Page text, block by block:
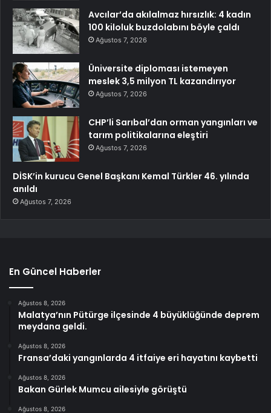
Avcılar’da akılalmaz hırsızlık: 4 kadın
100 kiloluk buzdolabını böyle çaldı
Ağustos 7, 2026
Üniversite diploması istemeyen
meslek 3,5 milyon TL kazandırıyor
Ağustos 7, 2026
CHP’li Sarıbal’dan orman yangınları ve
tarım politikalarına eleştiri
Ağustos 7, 2026
DİSK’in kurucu Genel Başkanı Kemal Türkler 46. yılında
anıldı
Ağustos 7, 2026
En Güncel Haberler
Ağustos 8, 2026
Malatya’nın Pütürge ilçesinde 4 büyüklüğünde deprem
meydana geldi.
Ağustos 8, 2026
Fransa’daki yangınlarda 4 itfaiye eri hayatını kaybetti
Ağustos 8, 2026
Bakan Gürlek Mumcu ailesiyle görüştü
Ağustos 8, 2026